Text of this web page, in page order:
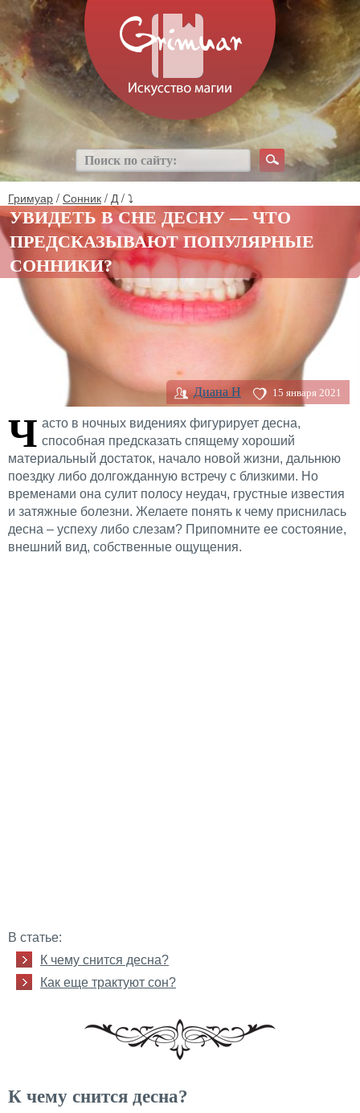
Гримуар / Сонник / Д/ ⤵
УВИДЕТЬ В СНЕ ДЕСНУ — ЧТО
ПРЕДСКАЗЫВАЮТ ПОПУЛЯРНЫЕ
СОННИКИ?
Диана H 15 января 2021
Ч асто в ночных видениях фигурирует десна,
способная предсказать спящему хороший
материальный достаток, начало новой жизни, дальнюю
поездку либо долгожданную встречу с близкими. Но
временами она сулит полосу неудач, грустные известия
и затяжные болезни. Желаете понять к чему приснилась
десна – успеху либо слезам? Припомните ее состояние,
внешний вид, собственные ощущения.
В статье:
К чему снится десна?
Как еще трактуют сон?
К чему снится десна?